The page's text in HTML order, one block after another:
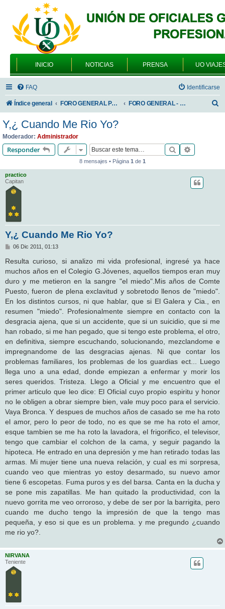
INICIO NOTICIAS PRENSA UO
FAQ Identificarse
Índice general FORO GENERAL PARA TODOS LOS USUARIOS FORO GENERAL - VARIEDADES
r
Y,¿ Cuando Me Rio Yo?
Moderador: Administrador
Responder Buscar
8 mensajes • Página 1 de 1
practico
Capitan
Y,¿ Cuando Me Rio Yo?
M
n
s
a
e
06 Dic 2011, 01:13
Resulta curioso, si analizo mi vida profesional, ingresé ya hace
muchos años en el Colegio G.Jóvenes, aquellos tiempos eran muy
duro y me metieron en la sangre "el miedo".Mis años de Comte
Puesto, fueron de plena exclavitud y sobretodo llenos de "miedo".
En los distintos cursos, ni que hablar, que si El Galera y Cia., en
resumen "miedo". Profesionalmente siempre en contacto con la
desgracia ajena, que si un accidente, que si un suicidio, que si me
han robado, si me han pegado, que si tengo este problema, el otro,
en definitiva, siempre escuchando, solucionando, mezclandome e
impregnandome de las desgracias ajenas. Ni que contar los
problemas familiares, los problemas de los guardias ect... Luego
llega uno a una edad, donde empiezan a enfermar y morir los
seres queridos. Tristeza. Llego a Oficial y me encuentro que el
primer articulo que leo dice: El Oficial cuyo propio espiritu y honor
no le obligen a obrar siempre bien, vale muy poco para el servicio.
Vaya Bronca. Y despues de muchos años de casado se me ha roto
el amor, pero lo peor de todo, no es que se me ha roto el amor,
esque tambien se me ha roto la lavadora, el frigorifico, el televisor,
tengo que cambiar el colchon de la cama, y seguir pagando la
hipoteca. He entrado en una depresión y me han retirado todas las
armas. Mi mujer tiene una nueva relación, y cual es mi sorpresa,
cuando veo que mientras yo estoy desarmado, su nuevo amor
tiene 6 escopetas. Fuma puros y es del barsa. Canta en la ducha y
se pone mis zapatillas. Me han quitado la productividad, con la
nuevo gorrita me veo orroroso, y debe de ser por la barrigita, pero
cuando me ducho tengo la impresión de que la tengo mas
pequeña, y eso si que es un problema. y me pregundo ¿cuando
me rio yo?.
NIRVANA
Teniente